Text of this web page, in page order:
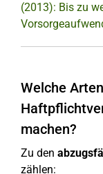
(2013): Bis zu
Welche
machen?
Zu den
zählen: